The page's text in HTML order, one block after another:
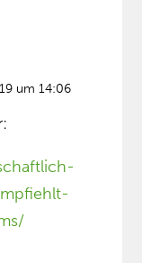
um 14:06